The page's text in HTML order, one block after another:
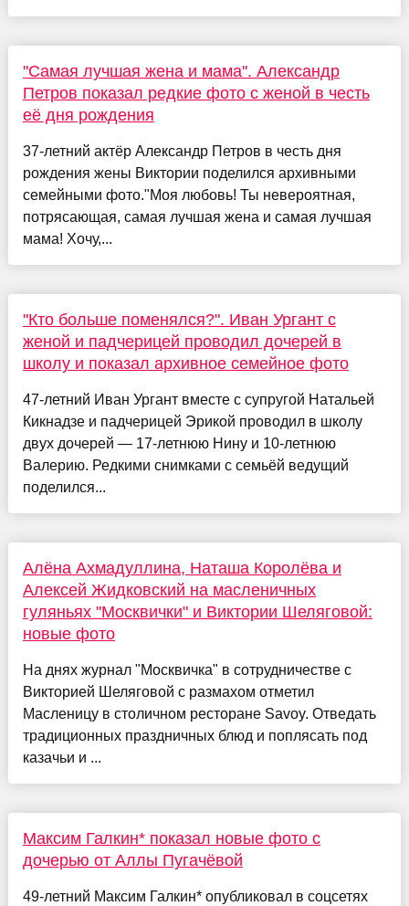
"Самая лучшая жена и мама". Александр
Петров показал редкие фото с женой в честь
её дня рождения
37-летний актёр Александр Петров в честь дня
рождения жены Виктории поделился архивными
семейными фото."Моя любовь! Ты невероятная,
потрясающая, самая лучшая жена и самая лучшая
мама! Хочу,...
"Кто больше поменялся?". Иван Ургант с
женой и падчерицей проводил дочерей в
школу и показал архивное семейное фото
47-летний Иван Ургант вместе с супругой Натальей
Кикнадзе и падчерицей Эрикой проводил в школу
двух дочерей — 17-летнюю Нину и 10-летнюю
Валерию. Редкими снимками с семьёй ведущий
поделился...
Алёна Ахмадуллина, Наташа Королёва и
Алексей Жидковский на масленичных
гуляньях "Москвички" и Виктории Шеляговой:
новые фото
На днях журнал "Москвичка" в сотрудничестве с
Викторией Шеляговой с размахом отметил
Масленицу в столичном ресторане Savoy. Отведать
традиционных праздничных блюд и поплясать под
казачьи и ...
Максим Галкин* показал новые фото с
дочерью от Аллы Пугачёвой
49-летний Максим Галкин* опубликовал в соцсетях